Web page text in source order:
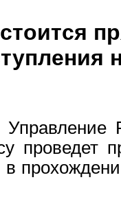
проведет
в